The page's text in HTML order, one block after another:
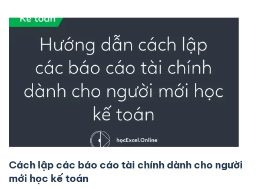
Cách lập các báo cáo tài chính dành cho người
mới học kế toán